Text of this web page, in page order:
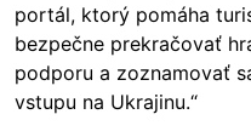
portál, ktorý pomáha
bezpečne prekračovať
podporu a zoznamovať
vstupu na Ukrajinu.“